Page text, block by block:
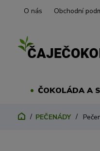
O nás Obchodní
ČOKOLÁDA A
PEČENÁDY